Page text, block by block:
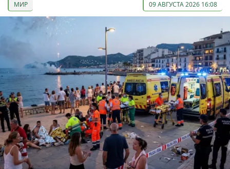
МИР 09 АВГУСТА 2026 16:08